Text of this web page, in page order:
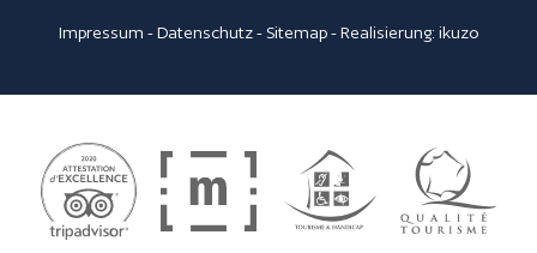
Impressum -Datenschutz- Sitemap- Realisierung:ikuzo